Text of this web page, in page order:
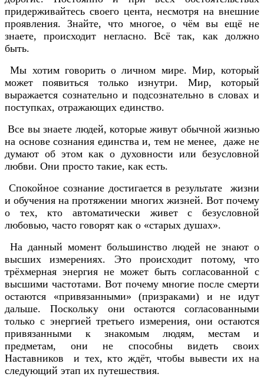
придерживайтесь своего цента, несмотря на внешние
проявления. Знайте, что многое, о чём вы ещё не
знаете, происходит негласно. Всё так, как должно
быть.
Мы хотим говорить о личном мире. Мир, который
может появиться только изнутри. Мир, который
выражается сознательно и подсознательно в словах и
поступках, отражающих единство.
Все вы знаете людей, которые живут обычной жизнью
на основе сознания единства и, тем не менее, даже не
думают об этом как о духовности или безусловной
любви. Они просто такие, как есть.
Спокойное сознание достигается в результате жизни
и обучения на протяжении многих жизней. Вот почему
о тех, кто автоматически живет с безусловной
любовью, часто говорят как о «старых душах».
На данный момент большинство людей не знают о
высших измерениях. Это происходит потому, что
трёхмерная энергия не может быть согласованной с
высшими частотами. Вот почему многие после смерти
остаются «привязанными» (призраками) и не идут
дальше. Поскольку они остаются согласованными
только с энергией третьего измерения, они остаются
привязанными к знакомым людям, местам и
предметам, они не способны видеть своих
Наставников и тех, кто ждёт, чтобы вывести их на
следующий этап их путешествия.